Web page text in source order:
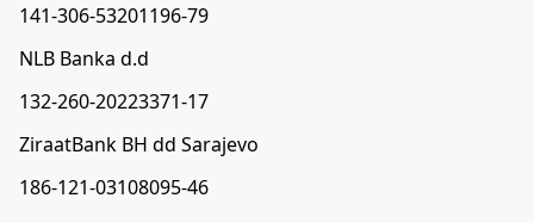
141-306-53201196-79
NLB Banka d.d
132-260-20223371-17
ZiraatBank BH dd Sarajevo
186-121-03108095-46